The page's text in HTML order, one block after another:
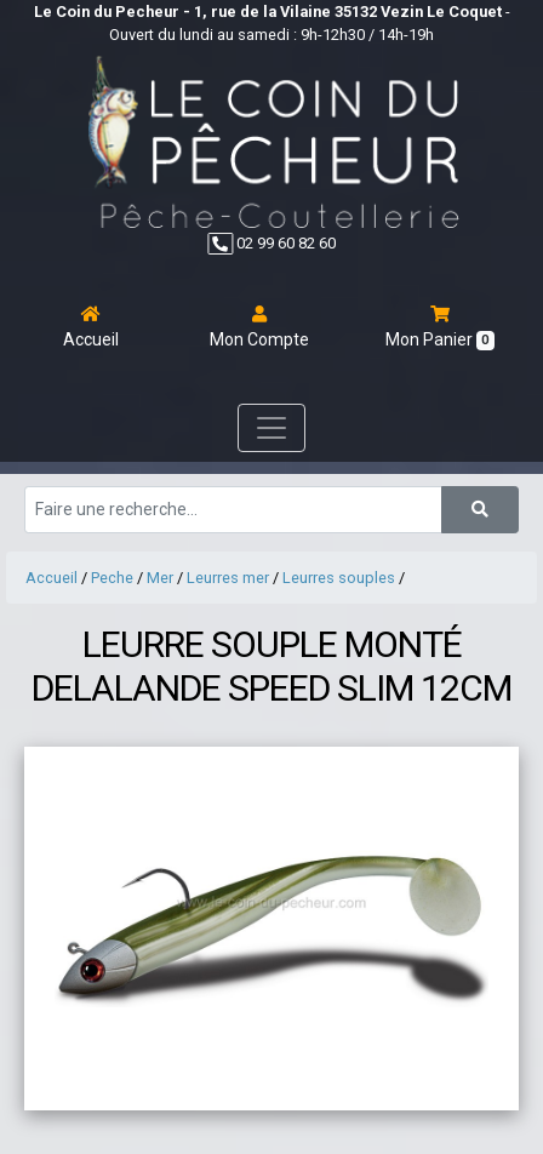
Le Coin du Pecheur - 1, rue de la Vilaine 35132 Vezin Le Coquet-
Ouvert du lundi au samedi : 9h-12h30 / 14h-19h
02 99 60 82 60
Accueil Mon Compte Mon Panier 0
Accueil / Peche / Mer / Leurres mer / Leurres souples /
LEURRE SOUPLE MONTÉ
DELALANDE SPEED SLIM 12CM